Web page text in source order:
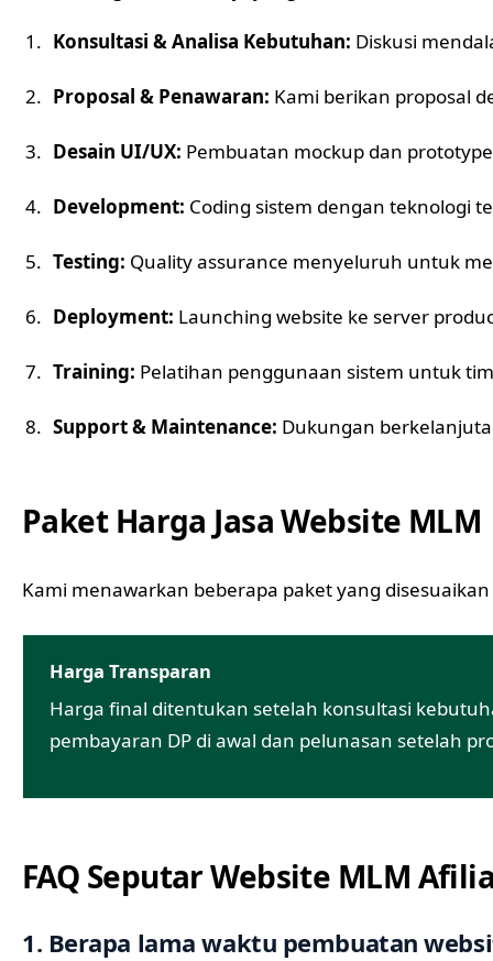
Konsultasi & Analisa Kebutuhan: Diskusi
Proposal & Penawaran: Kami berikan proposal
Desain UI/UX: Pembuatan mockup dan
Development: Coding sistem dengan teknologi
Testing: Quality assurance menyeluruh untuk
Deployment: Launching website ke server
Training: Pelatihan penggunaan sistem untuk
Support & Maintenance: Dukungan
Paket Harga Jasa Website MLM
Kami menawarkan beberapa paket yang
Harga Transparan
Harga final ditentukan setelah konsultasi
pembayaran DP di awal dan pelunasan setelah
FAQ Seputar Website MLM
1. Berapa lama waktu pembuatan